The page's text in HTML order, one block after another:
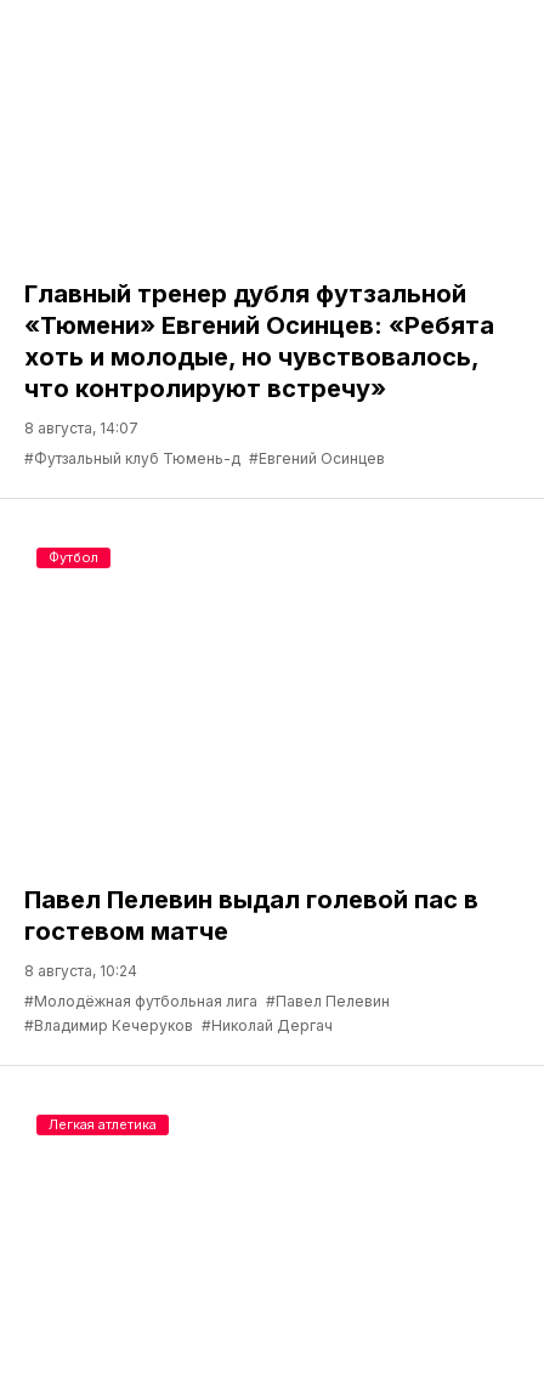
Главный тренер дубля футзальной
«Тюмени» Евгений Осинцев: «Ребята
хоть и молодые, но чувствовалось,
что контролируют встречу»
8 августа, 14:07
#Футзальный клуб Тюмень-д #Евгений Осинцев
Павел Пелевин выдал голевой пас в
гостевом матче
8 августа, 10:24
#Молодёжная футбольная лига #Павел Пелевин
#Владимир Кечеруков #Николай Дергач
Футбол
Легкая атлетика